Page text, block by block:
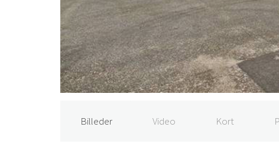
Billeder Video Kort